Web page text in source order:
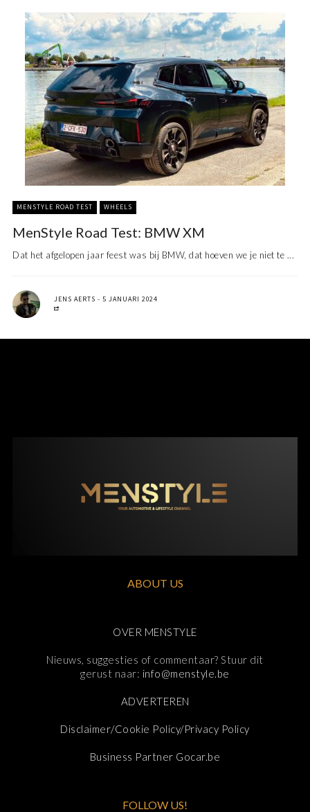
MENSTYLE ROAD TEST WHEELS
MenStyle Road Test: BMW XM
Dat het afgelopen jaar feest was bij BMW, dat hoeven we je niet te ...
JENS AERTS 5 JANUARI 2024
ABOUT US
OVER MENSTYLE
Nieuws, suggesties of commentaar? Stuur dit
gerust naar: info@menstyle.be
ADVERTEREN
Disclaimer/Cookie Policy/Privacy Policy
Business Partner Gocar.be
FOLLOW US!